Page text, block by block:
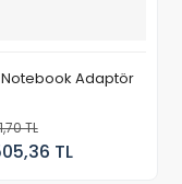
Notebook Adaptör
TL
TL